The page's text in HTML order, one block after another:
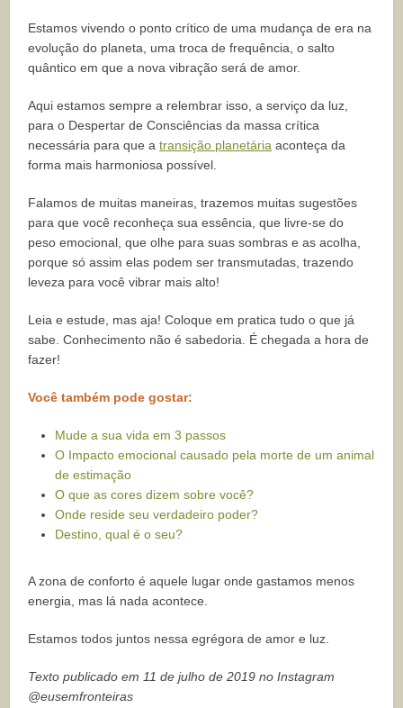
Estamos vivendo o ponto crítico de uma mudança de era na
evolução do planeta, uma troca de frequência, o salto
quântico em que a nova vibração será de amor.
Aqui estamos sempre a relembrar isso, a serviço da luz,
para o Despertar de Consciências da massa crítica
necessária para que atransição planetária aconteça da
forma mais harmoniosa possível.
Falamos de muitas maneiras, trazemos muitas sugestões
para que você reconheça sua essência, que livre-se do
peso emocional, que olhe para suas sombras e as acolha,
porque só assim elas podem ser transmutadas, trazendo
leveza para você vibrar mais alto!
Leia e estude, mas aja! Coloque em pratica tudo o que já
sabe. Conhecimento não é sabedoria. É chegada a hora de
fazer!
Você também pode gostar:
Mude a sua vida em 3 passos
O Impacto emocional causado pela morte de um animal
de estimação
O que as cores dizem sobre você?
Onde reside seu verdadeiro poder?
Destino, qual é o seu?
A zona de conforto é aquele lugar onde gastamos menos
energia, mas lá nada acontece.
Estamos todos juntos nessa egrégora de amor e luz.
Texto publicado em 11 de julho de 2019 no Instagram
@eusemfronteiras